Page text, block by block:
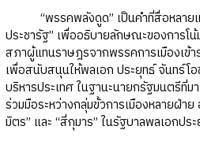
“พรรคพลังดูด” เป็นคำที่สื่อหลายแ
ประชารัฐ” เพื่ออธิบายลักษณะของการโ
สภาผู้แทนราษฎรจากพรรคการเมืองเข้
เพื่อสนับสนุนให้พลเอก ประยุทธ์ จันทร์โ
บริหารประเทศ ในฐานะนายกรัฐมนตรีที่ม
ร่วมมือระหว่างกลุ่มขั้วการเมืองหลายฝ่า
มิตร” และ “สี่กุมาร” ในรัฐบาลพลเอกปร